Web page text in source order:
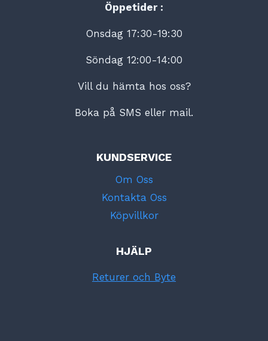
Öppetider :
Onsdag 17:30-19:30
Söndag 12:00-14:00
Vill du hämta hos oss?
Boka på SMS eller mail.
KUNDSERVICE
Om Oss
Kontakta Oss
Köpvillkor
HJÄLP
Returer och Byte